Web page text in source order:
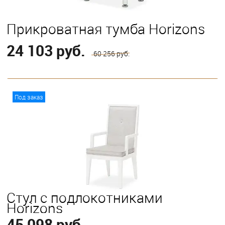
Прикроватная тумба Horizons
24 103 руб. 60 256 руб.
Под заказ
Стул с подлокотниками
Horizons